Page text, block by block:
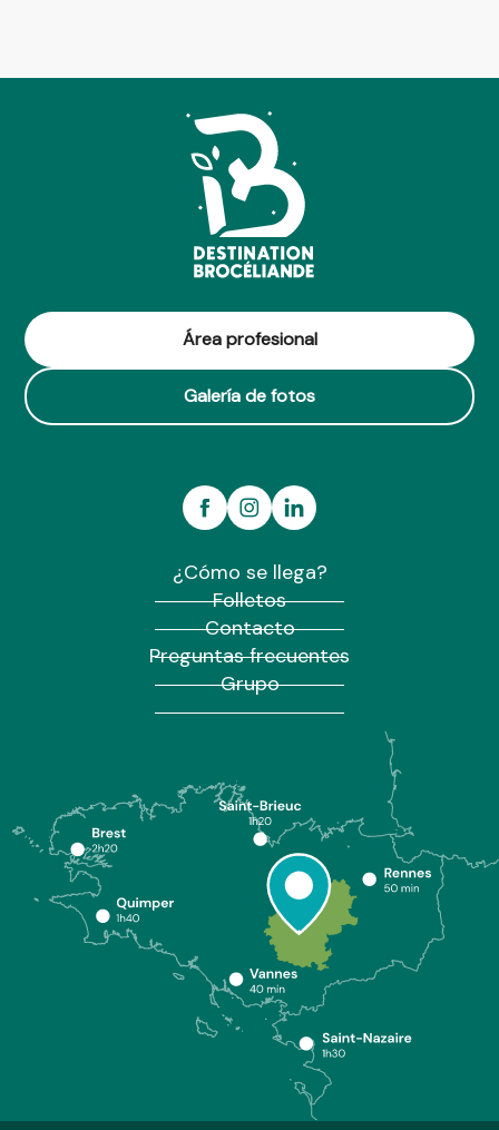
Área profesional
Galería de fotos
¿Cómo se llega?
Folletos
Contacto
Preguntas frecuentes
Grupo